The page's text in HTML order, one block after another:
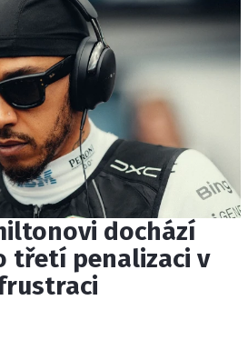
dochází
třetí penalizaci v